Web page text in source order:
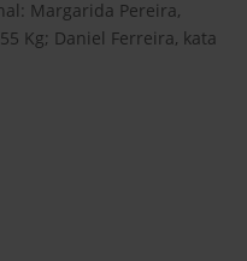
Margarida Pereira,
Kg; Daniel Ferreira, kata